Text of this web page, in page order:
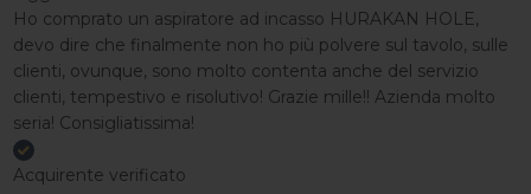
Ho comprato un aspiratore ad incasso HURAKAN HOLE,
devo dire che finalmente non ho più polvere sul tavolo, sulle
clienti, ovunque, sono molto contenta anche del servizio
clienti, tempestivo e risolutivo! Grazie mille!! Azienda molto
seria! Consigliatissima!
Acquirente verificato